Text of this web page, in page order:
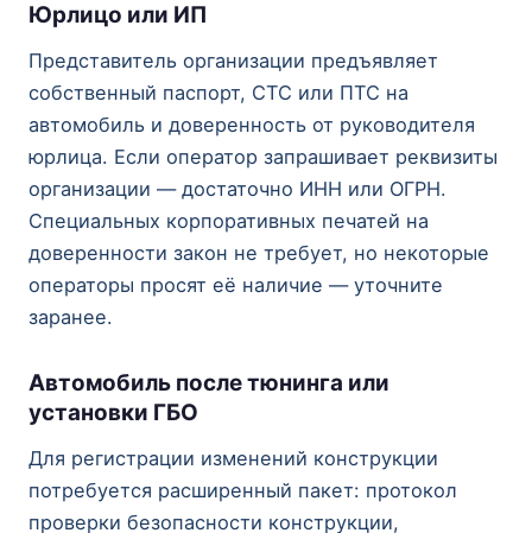
Юрлицо или ИП
Представитель организации предъявляет
собственный паспорт, СТС или ПТС на
автомобиль и доверенность от руководителя
юрлица. Если оператор запрашивает реквизиты
организации — достаточно ИНН или ОГРН.
Специальных корпоративных печатей на
доверенности закон не требует, но некоторые
операторы просят её наличие — уточните
заранее.
Автомобиль после тюнинга или
установки ГБО
Для регистрации изменений конструкции
потребуется расширенный пакет: протокол
проверки безопасности конструкции,